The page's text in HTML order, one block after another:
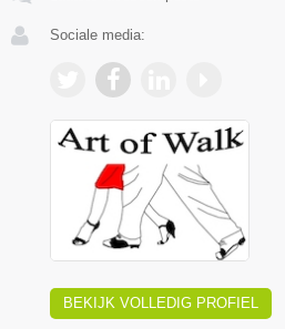
Sociale media:
BEKIJK VOLLEDIG PROFIEL